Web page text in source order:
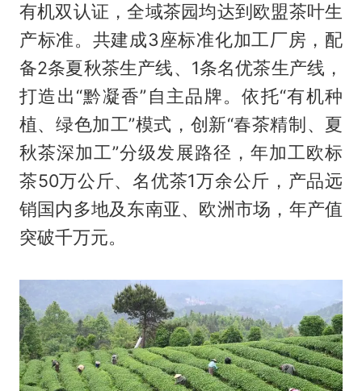
有机双认证，全域茶园均达到欧盟茶叶生
产标准。共建成3座标准化加工厂房，配
备2条夏秋茶生产线、1条名优茶生产线，
打造出“黔凝香”自主品牌。依托“有机种
植、绿色加工”模式，创新“春茶精制、夏
秋茶深加工”分级发展路径，年加工欧标
茶50万公斤、名优茶1万余公斤，产品远
销国内多地及东南亚、欧洲市场，年产值
突破千万元。